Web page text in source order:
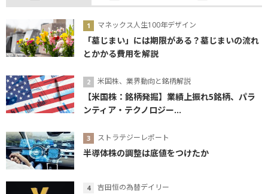
マネックス人生100年デザイン
「墓じまい」には期限がある？墓じまいの流れ
とかかる費用を解説
米国株、業界動向と銘柄解説
【米国株：銘柄発掘】業績上振れ5銘柄、パラ
ンティア・テクノロジー...
ストラテジーレポート
半導体株の調整は底値をつけたか
吉田恒の為替デイリー